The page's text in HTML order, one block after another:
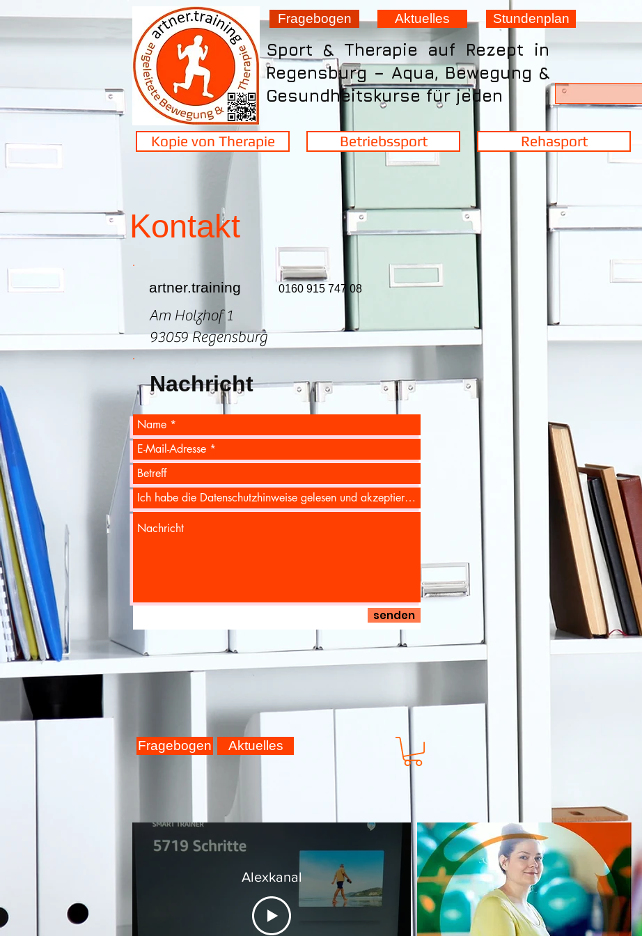
Fragebogen Aktuelles Stundenplan
Sport & Therapie auf Rezept in
Regensburg – Aqua, Bewegung &
Gesundheitskurse für jeden
Kopie von Therapie Betriebssport Rehasport
Kontakt
artner.training0160 915 747 08
Am Holzhof 1
93059 Regensburg
Nachricht
senden
Fragebogen Aktuelles
Alexkanal